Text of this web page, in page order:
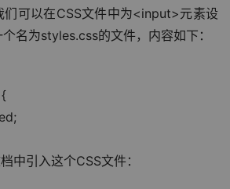
们可以在CSS文件中为<input>元素设
名为styles.css的文件，内容如下：
中引入这个CSS文件：